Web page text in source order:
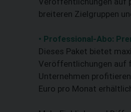
breiteren Zielgruppen
• Professional-Abo:
Dieses Paket bietet
Veröffentlichungen auf
Unternehmen
Euro pro Monat